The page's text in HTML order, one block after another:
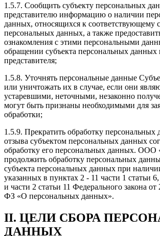
1.5.7. Сообщить субъекту персональных
представителю информацию о наличии
данных, относящихся к соответствующему
персональных данных, а также
ознакомления с этими персональными
обращении субъекта персональных данных
представителя;
1.5.8. Уточнять персональные данные
или уничтожать их в случае, если они
устаревшими, неточными, незаконно
могут быть признаны необходимыми для
обработки;
1.5.9. Прекратить обработку персональных
отзыва субъектом персональных данных
обработку его персональных данных. ООО
продолжить обработку персональных
субъекта персональных данных при
указанных в пунктах 2 - 11 части 1 статьи
и части 2 статьи 11 Федерального закона
ФЗ «О персональных данных».
II. ЦЕЛИ СБОРА
ДАННЫХ